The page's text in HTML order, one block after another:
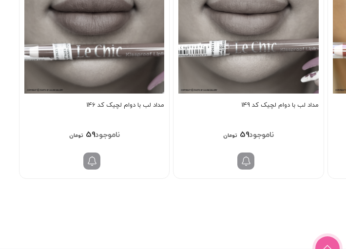
مداد لب با دوام لچیک کد 149
598/000 تومان
مداد لب با دوام لچیک کد 146
598/000 تومان